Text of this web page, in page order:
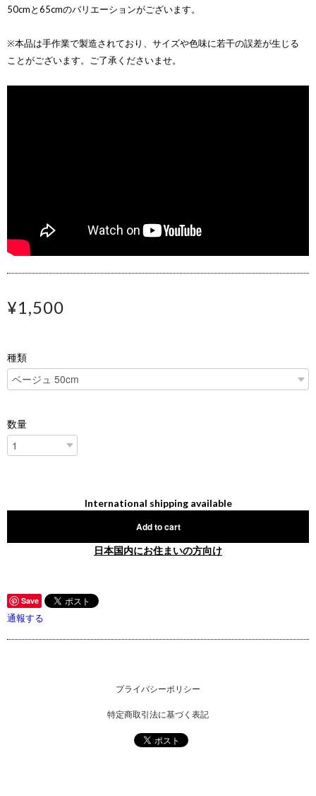
50cmと65cmのバリエーションがございます。
※本品は手作業で製造されており、サイズや色味に若干の誤差が生じる
ことがございます。ご了承くださいませ。
¥1,500
種類
数量
International shipping available
Add to cart
日本国内にお住まいの方向け
Save
通報する
プライバシーポリシー
特定商取引法に基づく表記